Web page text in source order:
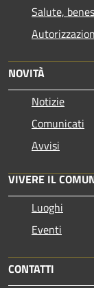
Salute,
NOVITÀ
Notizie
Comunicati
Avvisi
VIVERE IL
Luoghi
Eventi
CONTATTI